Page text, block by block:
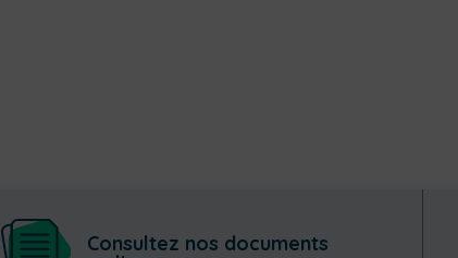
Consultez nos documents